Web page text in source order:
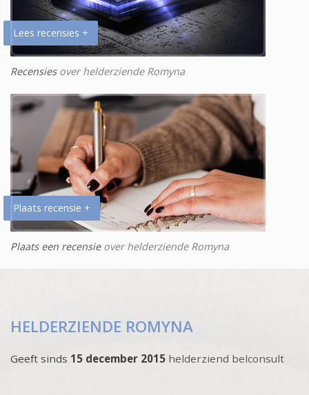
Lees recensies +
Recensiesover helderziende Romyna
Plaats recensie +
Plaats een recensieover helderziende Romyna
HELDERZIENDE ROMYNA
Geeft sinds 15 december 2015 helderziend belconsult